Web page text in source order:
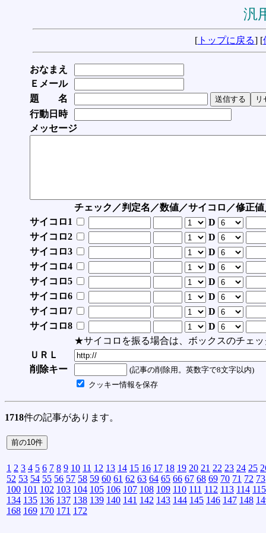
汎
[ トップに戻る] [
おなまえ
Ｅメール
題 名
行動日時
メッセージ
チェック／判定名／数値／サイコロ／修正
サイコロ1
D
サイコロ2
D
サイコロ3
D
サイコロ4
D
サイコロ5
D
サイコロ6
D
サイコロ7
D
サイコロ8
D
★サイコロを振る場合は、ボックスのチェッ
ＵＲＬ
削除キー
(記事の削除用。英数字で8文字以内)
クッキー情報を保存
1718件の記事があります。
1 2 3 4 5 6 7 8 9 10 11 12 13 14 15 16 17 18 19 20 21 22 23 24 25
52 53 54 55 56 57 58 59 60 61 62 63 64 65 66 67 68 69 70 71 72 73
100 101 102 103 104 105 106 107 108 109 110 111 112 113 114 115
134 135 136 137 138 139 140 141 142 143 144 145 146 147 148
168 169 170 171 172